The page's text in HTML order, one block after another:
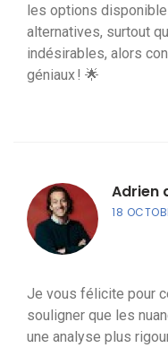
les options
alternatives, surtout
indésirables, alors
géniaux ! 🌟
Adrien
18
Je vous félicite pour
souligner que les
une analyse plus